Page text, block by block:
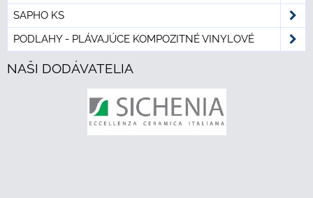
SAPHO KS
PODLAHY - PLÁVAJÚCE KOMPOZITNÉ VINYLOVÉ
NAŠI DODÁVATELIA